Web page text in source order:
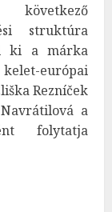
következő
struktúra
ki a márka
európai
Rezníček
a
folytatja